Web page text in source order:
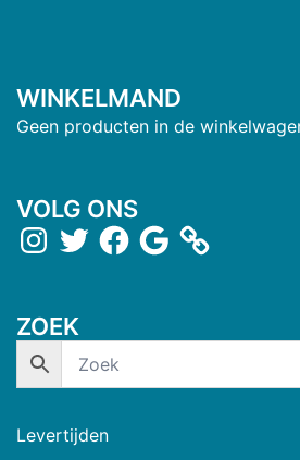
WINKELMAND
Geen producten in de
VOLG ONS
ZOEK
Levertijden